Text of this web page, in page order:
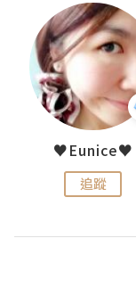
♥Eunice♥
追蹤